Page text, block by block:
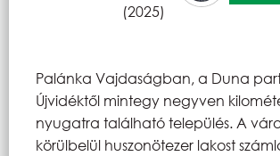
(2025)
Palánka Vajdaságban, a Duna
Újvidéktől mintegy negyven
nyugatra található település. A
körülbelül huszonötezer lakost